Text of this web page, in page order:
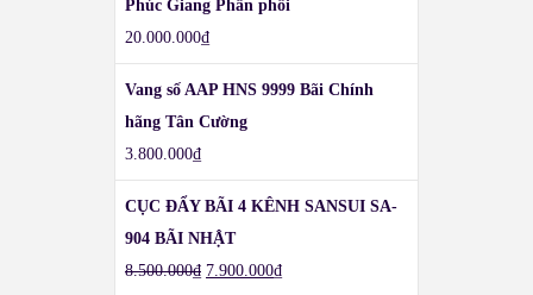
Phúc Giang Phân phối
20.000.000₫
Vang số AAP HNS 9999 Bãi Chính
hãng Tân Cường
3.800.000₫
CỤC ĐẨY BÃI 4 KÊNH SANSUI SA-
904 BÃI NHẬT
8.500.000₫ 7.900.000₫